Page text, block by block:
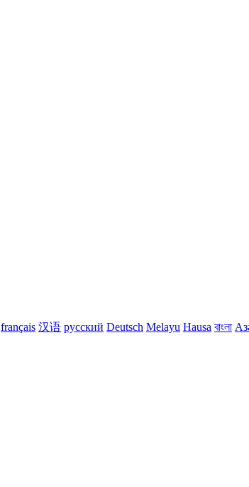
français 汉语 русский Deutsch Melayu Hausa বাংলা